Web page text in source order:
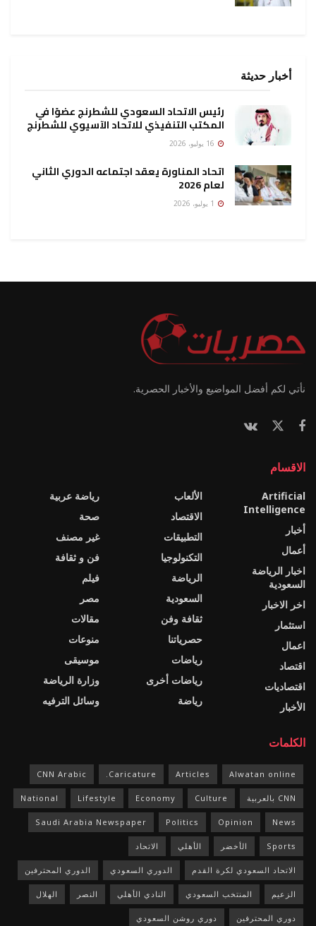
أخبار حديثة
رئيس الاتحاد السعودي للشطرنج عضوًا في
المكتب التنفيذي للاتحاد الآسيوي للشطرنج
اتحاد المناورة يعقد اجتماعه الدوري الثاني
لعام 2026
نأتي لكم أفضل المواضيع والأخبار الحصرية.
الاقسام
Artificial
Intelligence
أخبار
أعمال
اخبار الرياضة
السعودية
اخر الاخبار
استثمار
اعمال
اقتصاد
اقتصاديات
الأخبار
الألعاب
الاقتصاد
التطبيقات
التكنولوجيا
الرياضة
السعودية
ثقافة وفن
حصرياتنا
رياضات
رياضات أخرى
رياضة
رياضة عربية
صحة
غير مصنف
فن و ثقافة
فيلم
مصر
مقالات
منوعات
موسيقى
وزارة الرياضة
وسائل الترفيه
الكلمات
Alwatan online
Articles
Caricature.
CNN Arabic
CNN بالعربية Culture
Economy
Lifestyle
National
News
Opinion
Politics
Saudi Arabia Newspaper
Sports الأخضر الأهلي الاتحاد
الاتحاد السعودي لكرة القدم الدوري السعودي الدوري المحترفين
الزعيم المنتخب السعودي النادي الأهلي النصر الهلال
دوري المحترفين دوري روشن السعودي